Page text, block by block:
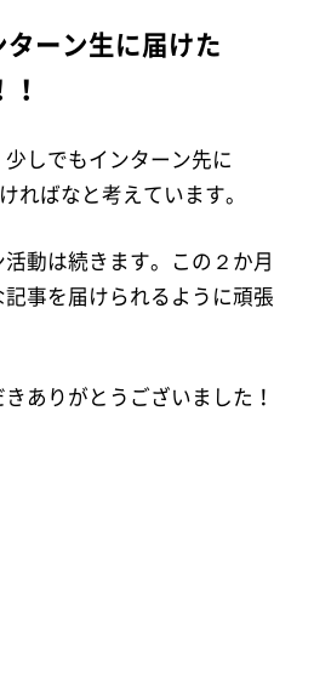
ーン生に届けた
しでもインターン先に
ればなと考えています。
動は続きます。この２か月
事を届けられるように頑張
ありがとうございました！